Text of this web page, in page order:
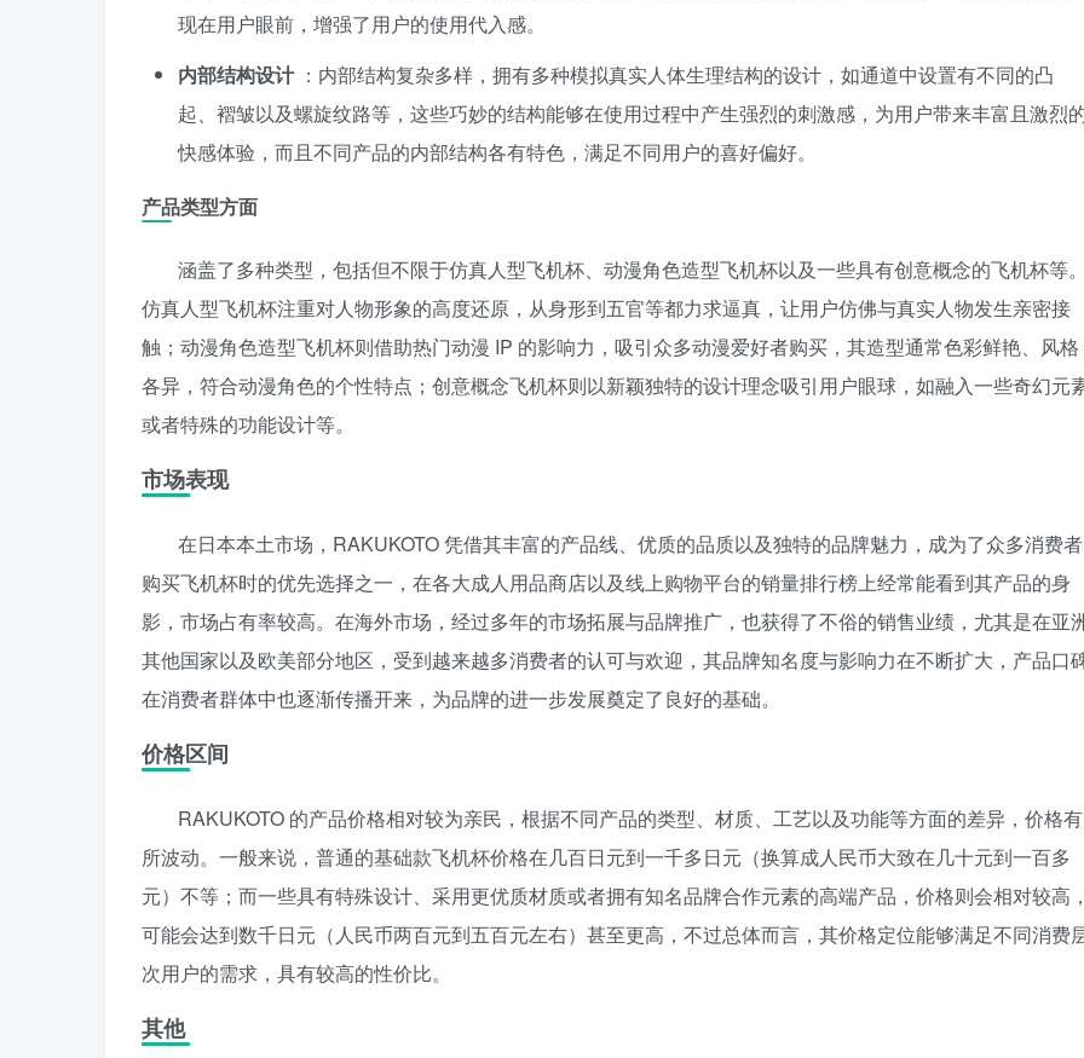
现在用户眼前，增强了用户的使用代入感。
内部结构设计：内部结构复杂多样，拥有多种模拟真实人体生理结构的设计，如通道中设置有不同的凸
起、褶皱以及螺旋纹路等，这些巧妙的结构能够在使用过程中产生强烈的刺激感，为用户带来丰富且激烈
快感体验，而且不同产品的内部结构各有特色，满足不同用户的喜好偏好。
产品类型方面
涵盖了多种类型，包括但不限于仿真人型飞机杯、动漫角色造型飞机杯以及一些具有创意概念的飞机杯等。
仿真人型飞机杯注重对人物形象的高度还原，从身形到五官等都力求逼真，让用户仿佛与真实人物发生亲密接
触；动漫角色造型飞机杯则借助热门动漫 IP 的影响力，吸引众多动漫爱好者购买，其造型通常色彩鲜艳、风格
各异，符合动漫角色的个性特点；创意概念飞机杯则以新颖独特的设计理念吸引用户眼球，如融入一些奇幻元
或者特殊的功能设计等。
市场表现
在日本本土市场，RAKUKOTO 凭借其丰富的产品线、优质的品质以及独特的品牌魅力，成为了众多消费者
购买飞机杯时的优先选择之一，在各大成人用品商店以及线上购物平台的销量排行榜上经常能看到其产品的身
影，市场占有率较高。在海外市场，经过多年的市场拓展与品牌推广，也获得了不俗的销售业绩，尤其是在亚
其他国家以及欧美部分地区，受到越来越多消费者的认可与欢迎，其品牌知名度与影响力在不断扩大，产品口
在消费者群体中也逐渐传播开来，为品牌的进一步发展奠定了良好的基础。
价格区间
RAKUKOTO 的产品价格相对较为亲民，根据不同产品的类型、材质、工艺以及功能等方面的差异，价格有
所波动。一般来说，普通的基础款飞机杯价格在几百日元到一千多日元（换算成人民币大致在几十元到一百多
元）不等；而一些具有特殊设计、采用更优质材质或者拥有知名品牌合作元素的高端产品，价格则会相对较高，
可能会达到数千日元（人民币两百元到五百元左右）甚至更高，不过总体而言，其价格定位能够满足不同消费
次用户的需求，具有较高的性价比。
其他